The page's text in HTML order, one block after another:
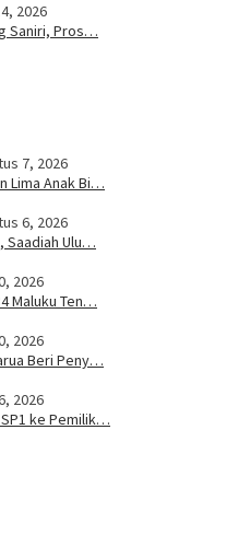
2026
Saniri, Pros…
7, 2026
Lima Anak Bi…
6, 2026
Saadiah Ulu…
2026
Maluku Ten…
2026
Beri Peny…
2026
ke Pemilik…